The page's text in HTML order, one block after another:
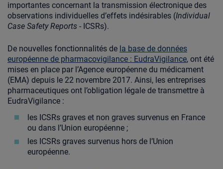
importantes concernant la transmission électronique des
observations individuelles d’effets indésirables (Individual
Case Safety Reports - ICSRs).
De nouvelles fonctionnalités de la base de données
européenne de pharmacovigilance : EudraVigilance, ont été
mises en place par l’Agence européenne du médicament
(EMA) depuis le 22 novembre 2017. Ainsi, les entreprises
pharmaceutiques ont l’obligation légale de transmettre à
EudraVigilance :
les ICSRs graves et non graves survenus en France
ou dans l’Union européenne ;
les ICSRs graves survenus hors de l’Union
européenne.